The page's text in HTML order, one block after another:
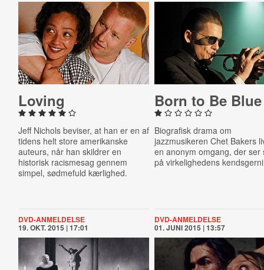
Loving
Jeff Nichols beviser, at han er en af
tidens helt store amerikanske
auteurs, når han skildrer en
historisk racismesag gennem
simpel, sødmefuld kærlighed.
Born to Be Blue
Biografisk drama om
jazzmusikeren Chet Bakers
en anonym omgang, der ser
på virkelighedens
DVD-ANMELDELSE
19. OKT. 2015 | 17:01
DVD-ANMELDELSE
01. JUNI 2015 | 13:57